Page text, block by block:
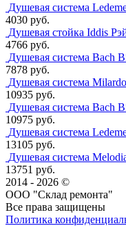
Душевая система
4030 руб.
Душевая стойка Iddis
4766 руб.
Душевая система Bach
7878 руб.
Душевая система
10935 руб.
Душевая система Bach
10975 руб.
Душевая система
13105 руб.
Душевая система
13751 руб.
2014 - 2026 ©
ООО "Склад ремонта"
Все права защищены
Политика